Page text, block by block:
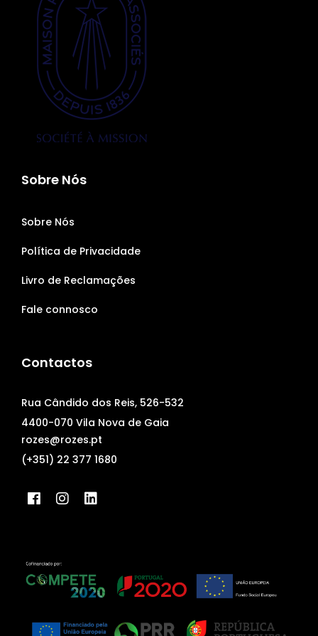
Sobre Nós
Sobre Nós
Política de Privacidade
Livro de Reclamações
Fale connosco
Contactos
Rua Cândido dos Reis, 526-532
4400-070 Vila Nova de Gaia
rozes@rozes.pt
(+351) 22 377 1680